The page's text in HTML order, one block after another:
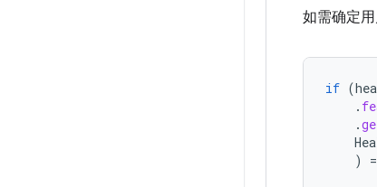
如需确定
if (
.
.
)